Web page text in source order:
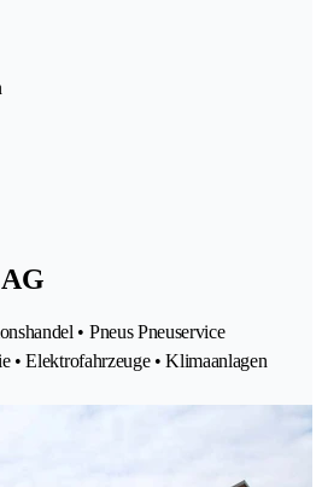
• Pneus Pneuservice
• Elektrofahrzeuge • Klimaanlagen